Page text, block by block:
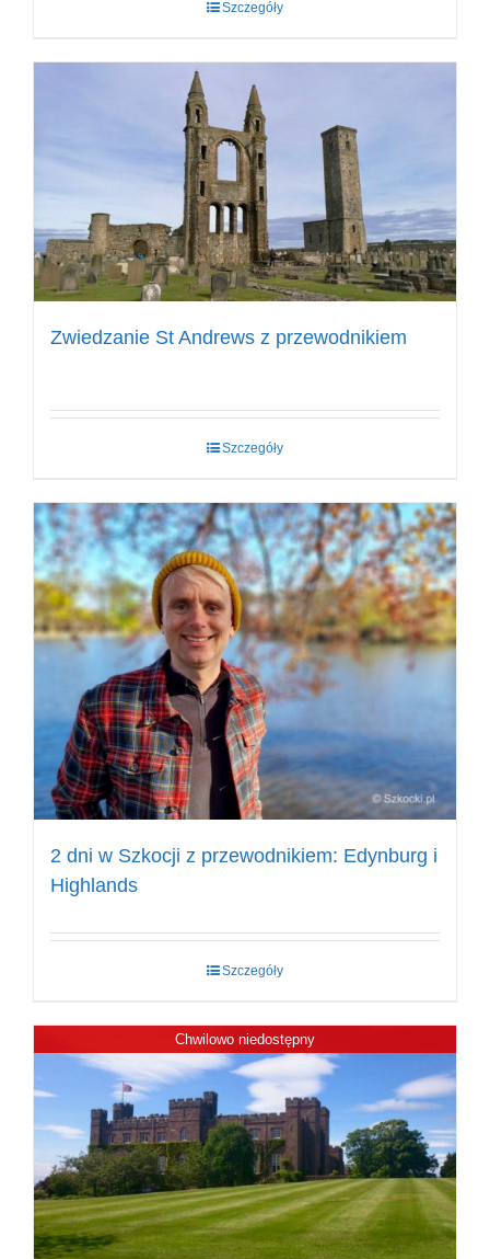
59,90 zł.
Szczegóły
Zwiedzanie St Andrews z przewodnikiem
Szczegóły
2 dni w Szkocji z przewodnikiem: Edynburg i
Highlands
Szczegóły
Chwilowo niedostępny